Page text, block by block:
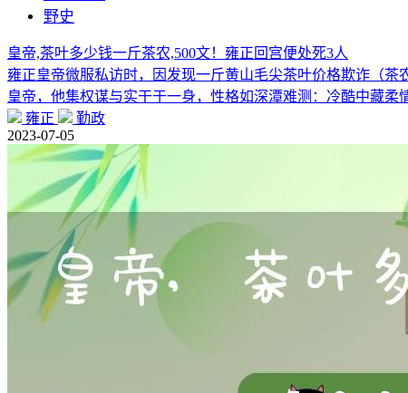
野史
皇帝,茶叶多少钱一斤茶农,500文！雍正回宫便处死3人
雍正皇帝微服私访时，因发现一斤黄山毛尖茶叶价格欺诈（
皇帝，他集权谋与实干于一身，性格如深潭难测：冷酷中藏柔
雍正
勤政
2023-07-05